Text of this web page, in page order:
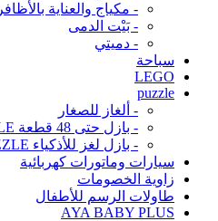
- مكياج والعناية بالأظافر
- بَيْت الدمى
- دميتي
سباحة
LEGO
puzzle
- ألغاز للصغار
- بازل حتى 48 قطعة PUZZLE
- بازل لغز للأذكياء PUZZLE
سيارات وماتورات كهربائية
زاوية الخصومات
طاولات الرسم للأطفال
AYA BABY PLUS